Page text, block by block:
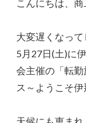
こんにちは、
大変遅くなって
5月27日(土)に
会主催の「転
ス～ようこそ
天候にも恵ま